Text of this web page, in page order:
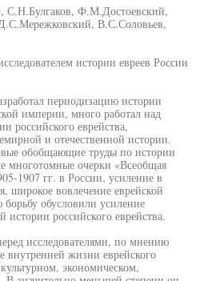
С.Н.Булгаков, Ф.М.Достоевский,
В.С.Соловьев,
истории евреев России
периодизацию истории
империи, много работал над
российского еврейства,
и отечественной истории.
обобщающие труды по истории
многотомные очерки «Всеобщая
1907 гг. в России, усиление в
широкое вовлечение еврейской
обусловили усиление
истории российского еврейства.
исследователями, по мнению
жизни еврейского
экономическом,